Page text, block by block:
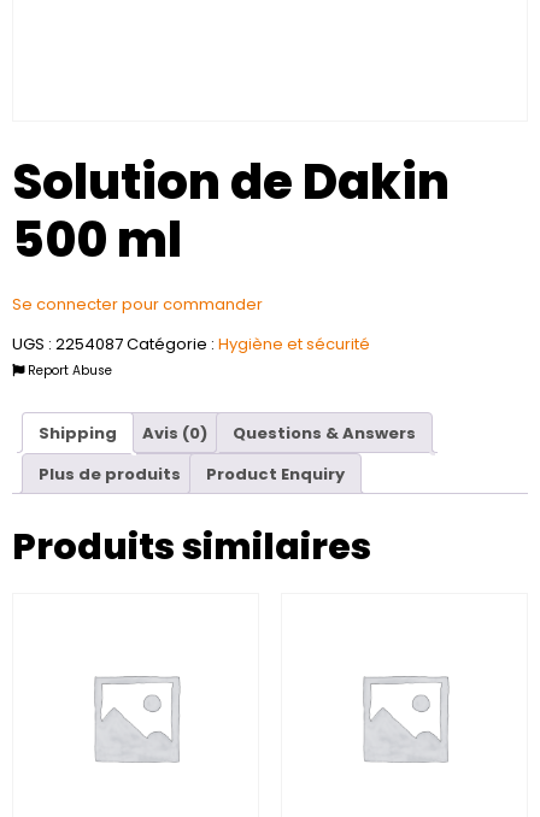
Solution de Dakin
500 ml
Se connecter pour commander
UGS : 2254087Catégorie : Hygiène et sécurité
Report Abuse
Shipping Avis (0)
Questions & Answers
Plus de produits
Product Enquiry
Produits similaires